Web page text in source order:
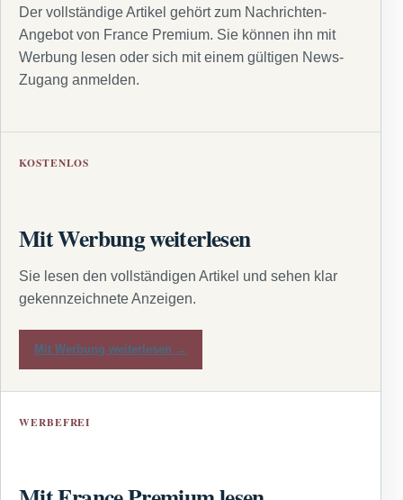
Der vollständige Artikel gehört zum Nachrichten-
Angebot von France Premium. Sie können ihn mit
Werbung lesen oder sich mit einem gültigen News-
Zugang anmelden.
KOSTENLOS
Mit Werbung weiterlesen
Sie lesen den vollständigen Artikel und sehen klar
gekennzeichnete Anzeigen.
Mit Werbung weiterlesen →
WERBEFREI